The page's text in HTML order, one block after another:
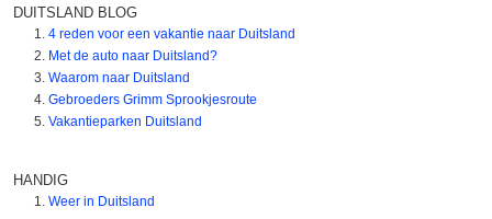
DUITSLAND BLOG
4 reden voor een vakantie naar Duitsland
Met de auto naar Duitsland?
Waarom naar Duitsland
Gebroeders Grimm Sprookjesroute
Vakantieparken Duitsland
HANDIG
Weer in Duitsland